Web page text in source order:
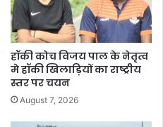
हॉकी कोच विजय पाल के नेतृत्व
मे हॉकी खिलाड़ियों का राष्ट्रीय
स्तर पर चयन
August 7, 2026